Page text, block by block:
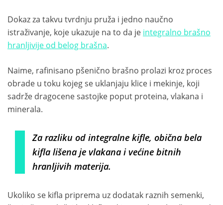
Dokaz za takvu tvrdnju pruža i jedno naučno
istraživanje, koje ukazuje na to da je integralno brašno
hranljivije od belog brašna.
Naime, rafinisano pšenično brašno prolazi kroz proces
obrade u toku kojeg se uklanjaju klice i mekinje, koji
sadrže dragocene sastojke poput proteina, vlakana i
minerala.
Za razliku od integralne kifle, obična bela
kifla lišena je vlakana i većine bitnih
hranljivih materija.
Ukoliko se kifla priprema uz dodatak raznih semenki,